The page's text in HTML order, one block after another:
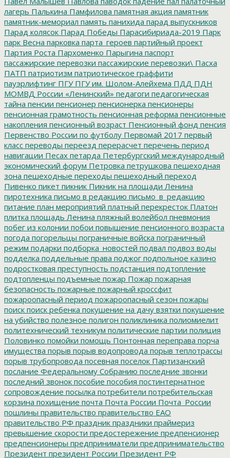
лагерь Палькина Памфилова памятная акция памятник
памятник-мемориал память панихида парад выпускников
Парад колясок Парад Победы Парасибириада-2019 Парк
парк Весна парковка парта_героев партийный проект
Партия Роста Пархоменко Парыгина паспорт
пассажирские перевозки пассажирские перевозки\ Пасха
ПАТП патриотизм патриотическое граффити
пауэрлифтинг ПГУПГУ им. Шолом-Алейхема ПДД ПДН
МОМВД России «Ленинский» педагоги педагогическая
тайна пенсии пенсионер пенсионерка пенсионеры
пенсионная грамотность пенсионная реформа пенсионные
накопления пенсионный возраст Пенсионный фонд пенсия
Первенство России по футболу Первомай 2017 первый
класс переводы переезд перерасчет перечень период
навигации Песах петарда Петербургский международный
экономический форум Петровка петрушкова пешеходная
зона пешеходные переходы пешеходный переход
Пивенко пикет пикник Пикник на площади Ленина
пиротехника письмо в редакцию письмо_в_редакцию
питание план мероприятий платный перекресток Платон
плитка площадь Ленина пляжный волейбол пневмония
побег из колонии побои повышение пенсионного возраста
погода погорельцы пограничные войска пограничный
режим подарки подборка_новостей подвал подвоз воды
подделка поддельные права поджог подпольное казино
подростковая преступность подстанция подтопление
подтопленцы подъемные пожар Пожар пожарная
безопасность пожарные пожарный кроссфит
пожароопасный период пожароопасный сезон пожары
поиск поиск ребенка покушение на дачу взятки покушение
на убийство полезное полигон поликлиника полиомиелит
политехнический техникум политические партии полиция
Половинко помойки помощь Понтонная переправа порча
имущества порыв порыв водопровода порыв теплотрассы
порыв трубопровода посевная поселок Партизанский
послание Федеральному Собранию последние звонки
последний звонок пособие пособия постинтернатное
сопровождение посылка потребители потребительская
корзина похищение почта Почта России Почта_России
пошлины правительство правительство ЕАО
правительство РФ праздник праздники праймериз
превышение скорости предостережение предпенсионер
предпенсионеры предприниматели предпринимательство
Президент президент России Президент РФ